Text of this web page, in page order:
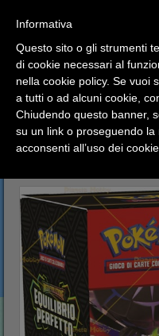
HOME Pokemon
Pokemon
Pokemon
Equilibrio
Ciao a tutti, il negozio
compreso.
Tutti gli ordini effettuati
spediti a partire dal
Buone vacanze a tutti
Informativa
Questo sito o gli strumenti
di cookie necessari al
nella cookie policy. Se vuoi
a tutti o ad alcuni cookie,
Chiudendo questo banner,
su un link o proseguendo la
acconsenti all’uso dei cookie.